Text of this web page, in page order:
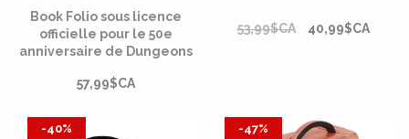
Book Folio sous licence
officielle pour le 50e
anniversaire de Dungeons
en similicuir rouge doré
57,99$CA
53,99$CA 40,99$CA
-40% -47%